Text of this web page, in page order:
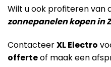
Wilt u ook profiteren van
zonnepanelen kopen in
ContacteerXL Electro
offerteof maak een